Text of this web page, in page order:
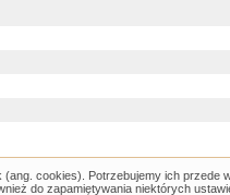
cookies). Potrzebujemy ich przede
do zapamiętywania niektórych